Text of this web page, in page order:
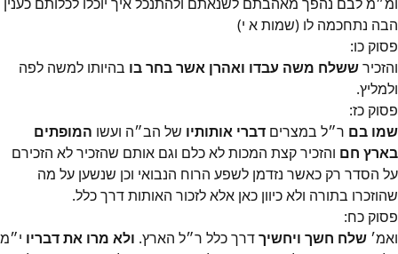
הבה נתחכמה לו (שמות א י)
פסוק כו:
והזכירששלח משה עבדו ואהרן אשר בחר בו בהיותו למשה לפה
ולמליץ.
פסוק כז:
שמו בם ר״ל במצרים דברי אותותיו של הב״ה ועשו המופתים
בארץ חם והזכיר קצת המכות לא כלם וגם אותם שהזכיר לא הזכירם
על הסדר רק כאשר נזדמן לשפע הרוח הנבואי וכן שנשען על מה
שהוזכרו בתורה ולא כיוון כאן אלא לזכור האותות דרך כלל.
פסוק כח:
ואמ׳ שלח חשך ויחשיךדרך כלל ר״ל הארץ. ולא מרו את דבריו י״מ